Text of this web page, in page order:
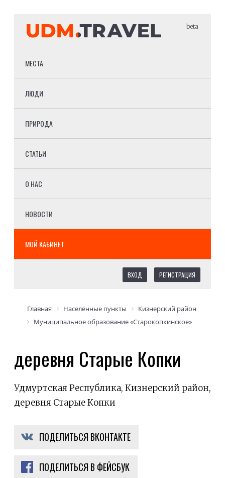
beta
МЕСТА
ЛЮДИ
ПРИРОДА
СТАТЬИ
О НАС
НОВОСТИ
МОЙ КАБИНЕТ
ВХОД РЕГИСТРАЦИЯ
Главная Населённые пункты
Кизнерский район
Муниципальное образование «Старокопкинское»
деревня Старые Копки
Удмуртская Республика, Кизнерский район,
деревня Старые Копки
ПОДЕЛИТЬСЯ ВКОНТАКТЕ
ПОДЕЛИТЬСЯ В ФЕЙСБУК